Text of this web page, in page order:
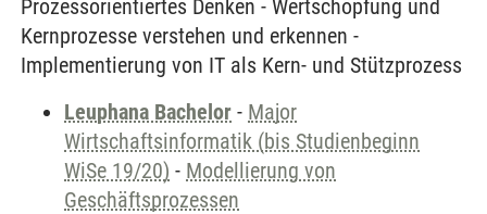
Prozessorientiertes Denken - Wertschöpfung und
Kernprozesse verstehen und erkennen -
Implementierung von IT als Kern- und Stützprozess
Leuphana Bachelor - Major
Wirtschaftsinformatik (bis Studienbeginn
WiSe 19/20) - Modellierung von
Geschäftsprozessen